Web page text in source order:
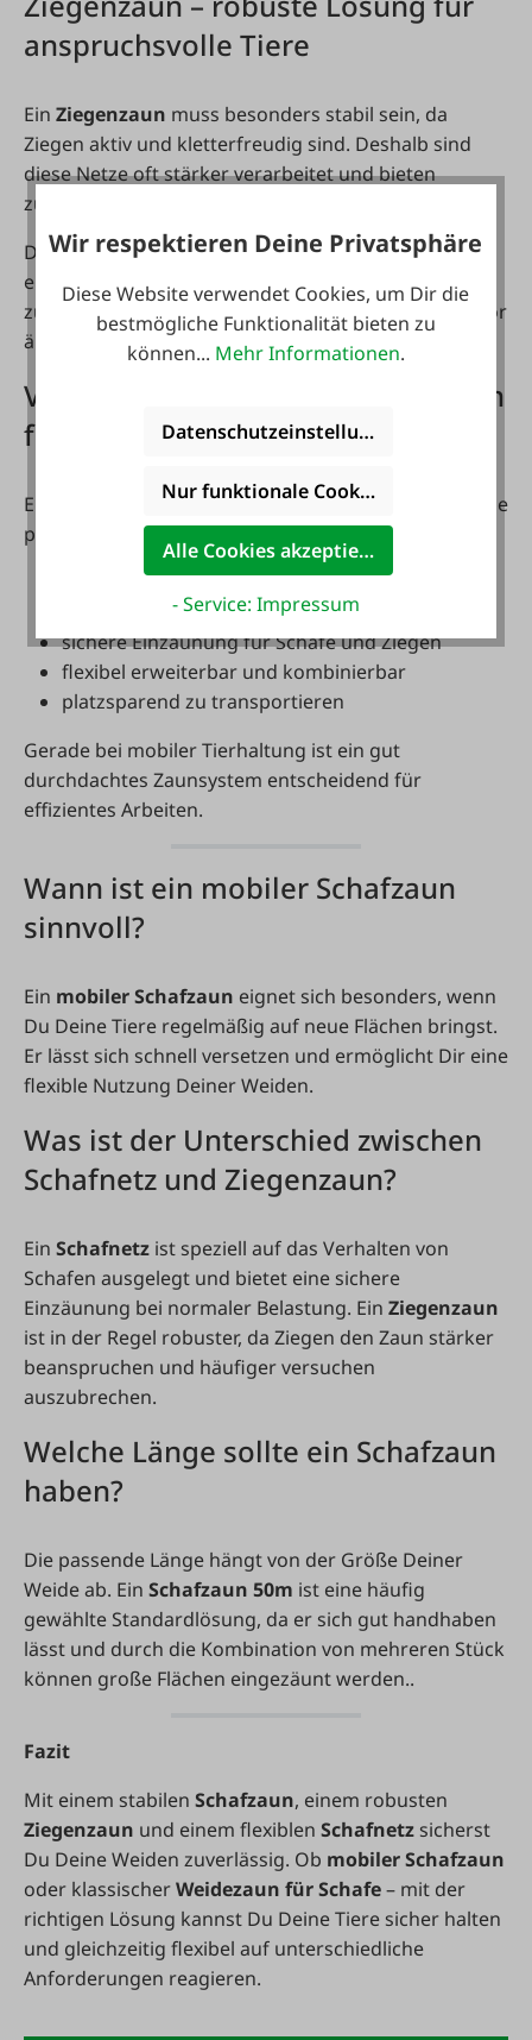
anspruchsvolle Tiere
Ein Ziegenzaun muss besonders stabil sein, da
Ziegen aktiv und kletterfreudig sind. Deshalb sind
diese Netze oft stärker verarbeitet und bieten
zusätzliche Sicherheit.
Durch die Kombination aus stabilen Materialien und
elektrischer Spannung bleiben Deine Tiere
zuverlässig im Zaun. Gleichzeitig schützt der Zaun vor
äußeren Einflüssen.
Vorteile von mobilen Weidezäunen
für Schafe und Ziegen
Ein Weidezaun für Schafeoder Ziegen bietet Dir viele
praktische Vorteile:
schneller Aufbau ohne großen Aufwand
ideal für wechselnde Weideflächen
sichere Einzäunung für Schafe und Ziegen
flexibel erweiterbar und kombinierbar
platzsparend zu transportieren
Gerade bei mobiler Tierhaltung ist ein gut
durchdachtes Zaunsystem entscheidend für
effizientes Arbeiten.
Wann ist ein mobiler Schafzaun
sinnvoll?
Ein mobiler Schafzaun eignet sich besonders, wenn
Du Deine Tiere regelmäßig auf neue Flächen bringst.
Er lässt sich schnell versetzen und ermöglicht Dir eine
flexible Nutzung Deiner Weiden.
Was ist der Unterschied zwischen
Schafnetz und Ziegenzaun?
Ein Schafnetz ist speziell auf das Verhalten von
Schafen ausgelegt und bietet eine sichere
Einzäunung bei normaler Belastung. Ein Ziegenzaun
ist in der Regel robuster, da Ziegen den Zaun stärker
beanspruchen und häufiger versuchen
auszubrechen.
Welche Länge sollte ein Schafzaun
haben?
Die passende Länge hängt von der Größe Deiner
Weide ab. Ein Schafzaun 50m ist eine häufig
gewählte Standardlösung, da er sich gut handhaben
lässt und durch die Kombination von mehreren Stück
können große Flächen eingezäunt werden..
Fazit
Mit einem stabilen Schafzaun, einem robusten
Ziegenzaun und einem flexiblen Schafnetz sicherst
Du Deine Weiden zuverlässig. Ob mobiler Schafzaun
oder klassischerWeidezaun für Schafe– mit der
richtigen Lösung kannst Du Deine Tiere sicher halten
und gleichzeitig flexibel auf unterschiedliche
Anforderungen reagieren.
Wir respektieren Deine Privatsphäre
Diese Website verwendet Cookies, um Dir die
bestmögliche Funktionalität bieten zu
können... Mehr Informationen.
Datenschutzeinstellungen
Nur funktionale Cookies akzeptieren
Alle Cookies akzeptieren
- Service: Impressum